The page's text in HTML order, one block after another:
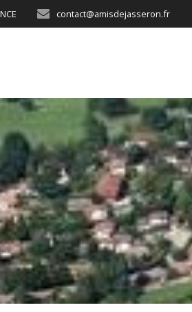
contact@amisdejasseron.fr